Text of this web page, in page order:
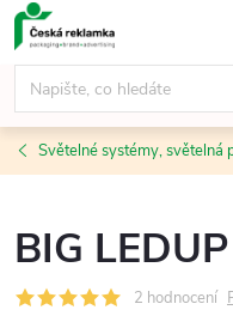
Přejít
na
obsah
Světelné systémy, světelná
BIG
2 hodnocení